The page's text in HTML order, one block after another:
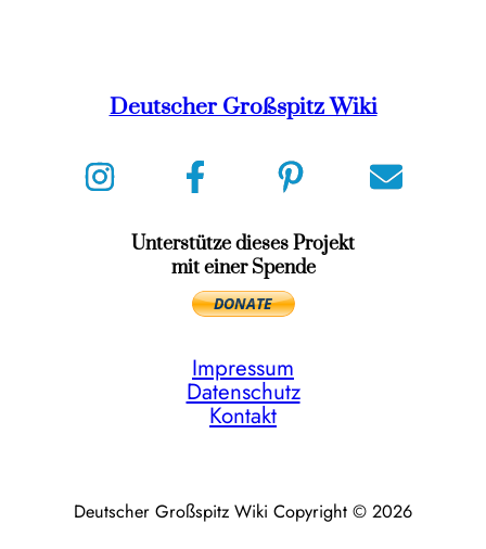
Deutscher Großspitz Wiki
Unterstütze dieses Projekt
mit einer Spende
Impressum
Datenschutz
Kontakt
Deutscher Großspitz Wiki Copyright © 2026